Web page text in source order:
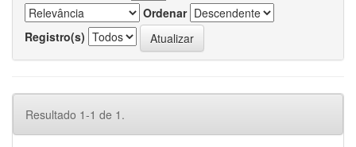
Ordenar
Registro(s)
Resultado 1-1 de 1.